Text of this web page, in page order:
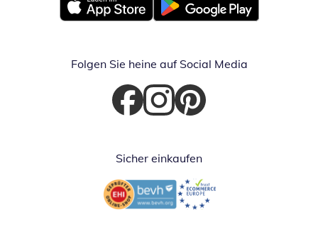
Öffnet in neuem FensterÖffnet in neuem Fenster
Folgen Sie heine auf Social Media
Öffnet in neuem Fenster
Öffnet in neuem Fenster
Öffnet in neuem Fenster
Sicher einkaufen
Öffnet in neuem FensterÖffnet in neuem Fenster